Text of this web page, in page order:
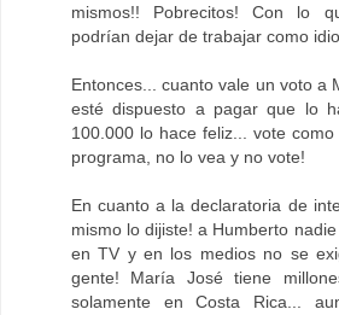
mismos!! Pobrecitos! Con lo
podrían dejar de trabajar como
Entonces... cuanto vale un voto a
esté dispuesto a pagar que lo
100.000 lo hace feliz... vote
programa, no lo vea y no vote!
En cuanto a la declaratoria de
mismo lo dijiste! a Humberto
en TV y en los medios no se
gente! María José tiene
solamente en Costa Rica...